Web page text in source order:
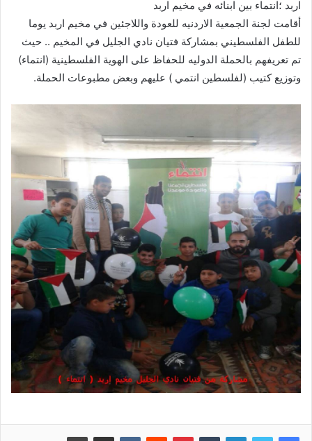
اربد ؛انتماء بين ابنائه في مخيم اربد
أقامت لجنة الجمعية الاردنيه للعودة واللاجئين في مخيم اربد يوما
للطفل الفلسطيني بمشاركة فتيان نادي الجليل في المخيم .. حيث
تم تعريفهم بالحملة الدوليه للحفاظ على الهوية الفلسطينية (انتماء)
وتوزيع كتيب (لفلسطين انتمي ) عليهم وبعض مطبوعات الحملة.